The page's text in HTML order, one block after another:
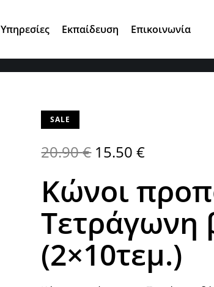
Υπηρεσίες Εκπαίδευση Επικοινωνία
SALE
20.90€ 15.50€
Κώνοι
Τετράγωνη
(2×10τεμ.)